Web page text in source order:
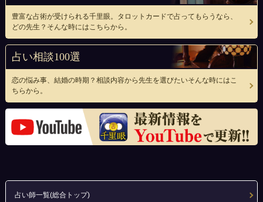
豊富な占術が受けられる千里眼。タロットカードで占ってもらうなら、
どの先生？そんな時にはこちらから。
占い相談100選
恋の悩み事、結婚の時期？相談内容から先生を選びたいそんな時にはこ
ちらから。
占い師一覧(総合トップ)